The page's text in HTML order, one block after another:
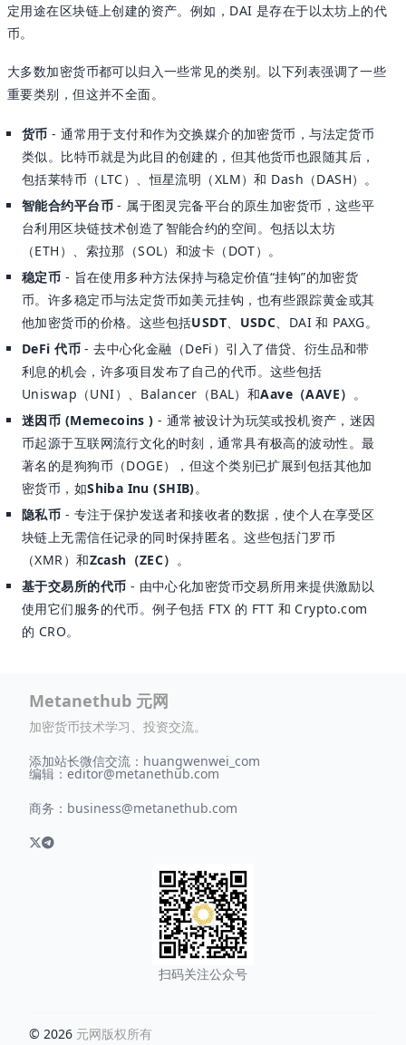
定用途在区块链上创建的资产。例如，DAI 是存在于以太坊上的代
币。
大多数加密货币都可以归入一些常见的类别。以下列表强调了一些
重要类别，但这并不全面。
货币 - 通常用于支付和作为交换媒介的加密货币，与法定货币
类似。比特币就是为此目的创建的，但其他货币也跟随其后，
包括莱特币（LTC）、恒星流明（XLM）和 Dash（DASH）。
智能合约平台币- 属于图灵完备平台的原生加密货币，这些平
台利用区块链技术创造了智能合约的空间。包括以太坊
（ETH）、索拉那（SOL）和波卡（DOT）。
稳定币 - 旨在使用多种方法保持与稳定价值“挂钩”的加密货
币。许多稳定币与法定货币如美元挂钩，也有些跟踪黄金或其
他加密货币的价格。这些包括USDT USDC 、DAI 和 PAXG。
DeFi 代币- 去中心化金融（DeFi）引入了借贷、衍生品和带
利息的机会，许多项目发布了自己的代币。这些包括
Uniswap（UNI）、Balancer（BAL）和Aave（AAVE） 。
迷因币 (Memecoins ) - 通常被设计为玩笑或投机资产，迷因
币起源于互联网流行文化的时刻，通常具有极高的波动性。最
著名的是狗狗币（DOGE），但这个类别已扩展到包括其他加
密货币，如Shiba Inu (SHIB)。
隐私币 - 专注于保护发送者和接收者的数据，使个人在享受区
块链上无需信任记录的同时保持匿名。这些包括门罗币
（XMR）和Zcash（ZEC） 。
基于交易所的代币 - 由中心化加密货币交易所用来提供激励以
使用它们服务的代币。例子包括 FTX 的 FTT 和 Crypto.com
的 CRO。
Metanethub 元网
加密货币技术学习、投资交流。
添加站长微信交流：huangwenwei_com
编辑：editor@metanethub.com
商务： business@metanethub.com
扫码关注公众号
© 2026 元网版权所有